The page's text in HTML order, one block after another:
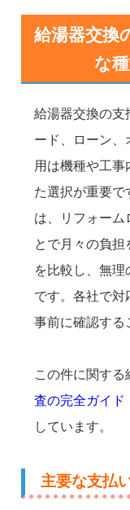
給湯器交換
な
給湯器交換の支
ード、ローン、
用は機種や工事
た選択が重要で
は、リフォーム
とで月々の負担
を比較し、無
です。各社で対
事前に確認する
この件に関する
査の完全ガイド
しています。
主要な支払